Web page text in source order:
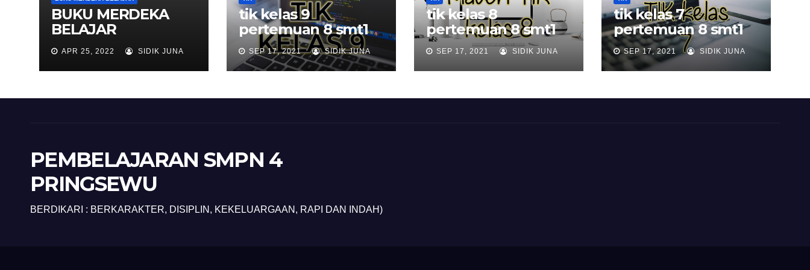
BUKU MERDEKA
BELAJAR
APR 25, 2022 SIDIK JUNA
tik kelas 9
pertemuan 8 smt1
SEP 17, 2021 SIDIK JUNA
tik kelas 8
pertemuan 8 smt1
SEP 17, 2021 SIDIK JUNA
tik kelas 7
pertemuan 8 smt1
SEP 17, 2021 SIDIK JUNA
PEMBELAJARAN SMPN 4
PRINGSEWU
BERDIKARI : BERKARAKTER, DISIPLIN, KEKELUARGAAN, RAPI DAN INDAH)